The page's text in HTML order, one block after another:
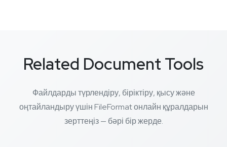
Related Document Tools
Файлдарды түрлендіру, біріктіру, қысу және
оңтайландыру үшін FileFormat онлайн құралдарын
зерттеңіз — бәрі бір жерде.